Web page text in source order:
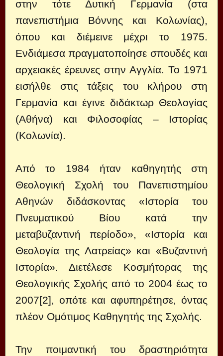
στην τότε Δυτική Γερμανία (στα
πανεπιστήμια Βόννης και Κολωνίας),
όπου και διέμεινε μέχρι το 1975.
Ενδιάμεσα πραγματοποίησε σπουδές και
αρχειακές έρευνες στην Αγγλία. Το 1971
εισήλθε στις τάξεις του κλήρου στη
Γερμανία και έγινε διδάκτωρ Θεολογίας
(Αθήνα) και Φιλοσοφίας – Ιστορίας
(Κολωνία).
Από το 1984 ήταν καθηγητής στη
Θεολογική Σχολή του Πανεπιστημίου
Αθηνών διδάσκοντας «Ιστορία του
Πνευματικού Βίου κατά την
μεταβυζαντινή περίοδο», «Ιστορία και
Θεολογία της Λατρείας» και «Βυζαντινή
Ιστορία». Διετέλεσε Κοσμήτορας της
Θεολογικής Σχολής από το 2004 έως το
2007[2], οπότε και αφυπηρέτησε, όντας
πλέον Ομότιμος Καθηγητής της Σχολής.
Την ποιμαντική του δραστηριότητα